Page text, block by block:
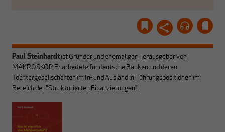
Paul Steinhardt ist Gründer und ehemaliger Herausgeber von
MAKROSKOP. Er arbeitete für deutsche Banken und deren
Tochtergesellschaften im In- und Ausland in Führungspositionen im
Bereich der "Strukturierten Finanzierungen".